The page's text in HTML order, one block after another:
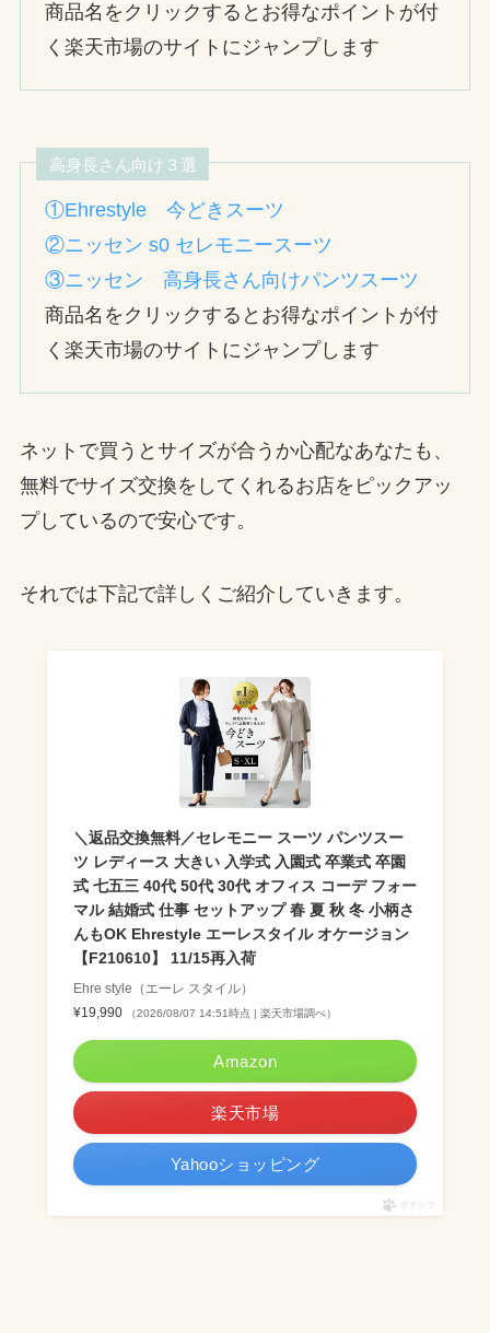
商品名をクリックするとお得なポイントが付
く楽天市場のサイトにジャンプします
高身長さん向け３選
①Ehrestyle 今どきスーツ
②ニッセン s0 セレモニースーツ
③ニッセン 高身長さん向けパンツスーツ
商品名をクリックするとお得なポイントが付
く楽天市場のサイトにジャンプします
ネットで買うとサイズが合うか心配なあなたも、
無料でサイズ交換をしてくれるお店をピックアッ
プしているので安心です。
それでは下記で詳しくご紹介していきます。
＼返品交換無料／セレモニー スーツ パンツスー
ツ レディース 大きい 入学式 入園式 卒業式 卒園
式 七五三 40代 50代 30代 オフィス コーデ フォー
マル 結婚式 仕事 セットアップ 春 夏 秋 冬 小柄さ
んもOK Ehrestyle エーレスタイル オケージョン
【F210610】 11/15再入荷
Ehre style（エーレ スタイル）
¥19,990
（2026/08/07 14:51時点 | 楽天市場調べ）
Amazon
楽天市場
Yahooショッピング
ポチップ